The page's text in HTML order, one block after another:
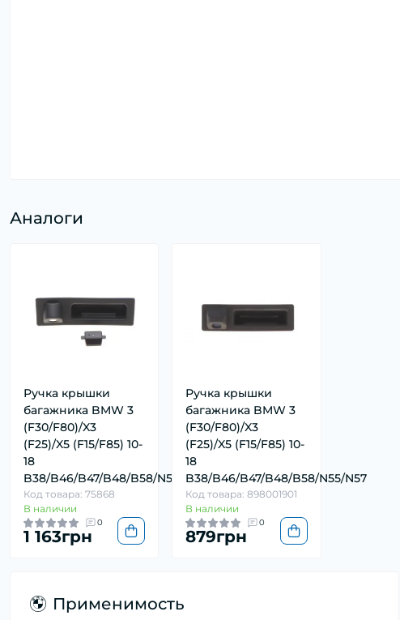
Аналоги
Ручка крышки
багажника BMW 3
(F30/F80)/X3
(F25)/X5 (F15/F85) 10-
18
B38/B46/B47/B48/B58/N55/N57
Код товара: 75868
В наличии
0
1 163грн
Ручка крышки
багажника BMW 3
(F30/F80)/X3
(F25)/X5 (F15/F85) 10-
18
B38/B46/B47/B48/B58/N55/N57
Код товара: 898001901
В наличии
0
879грн
Применимость